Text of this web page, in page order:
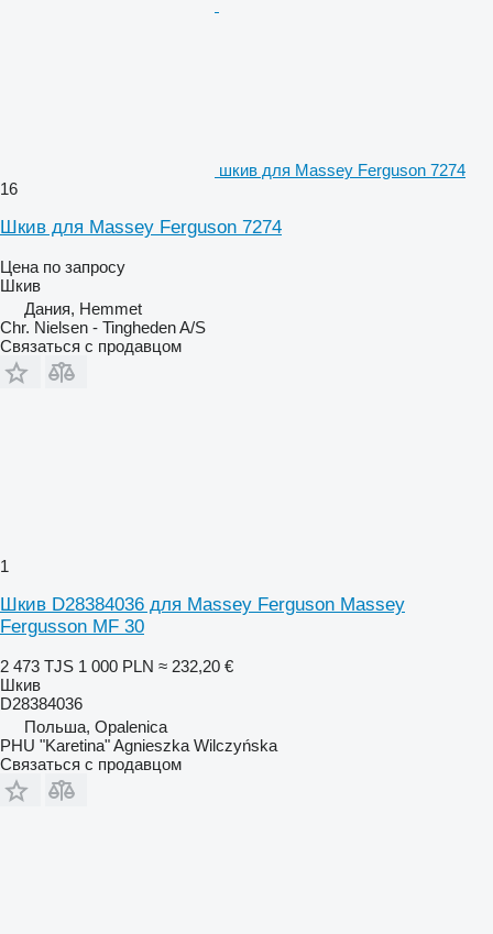
шкив для Massey Ferguson 7274
16
Шкив для Massey Ferguson 7274
Цена по запросу
Шкив
Дания, Hemmet
Chr. Nielsen - Tingheden A/S
Связаться с продавцом
1
Шкив D28384036 для Massey Ferguson Massey
Fergusson MF 30
2 473 TJS 1 000 PLN ≈ 232,20 €
Шкив
D28384036
Польша, Opalenica
PHU "Karetina" Agnieszka Wilczyńska
Связаться с продавцом